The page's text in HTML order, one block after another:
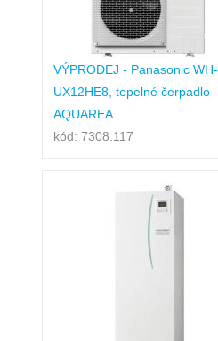
VÝPRODEJ - Panasonic WH-
UX12HE8, tepelné čerpadlo
AQUAREA
kód: 7308.117